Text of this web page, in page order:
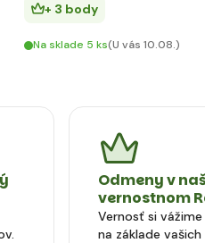
+ 3 body
Na sklade 5 ks(U vás 10.08.)
Odmeny v
vernostnom
Vernosť si
na základe vašich